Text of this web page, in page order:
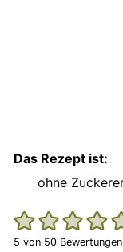
Das Rezept ist:
ohne
5 von 50 Bewertungen